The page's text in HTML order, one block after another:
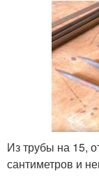
Из трубы на 15,
сантиметров и